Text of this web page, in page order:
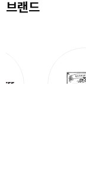
브랜드